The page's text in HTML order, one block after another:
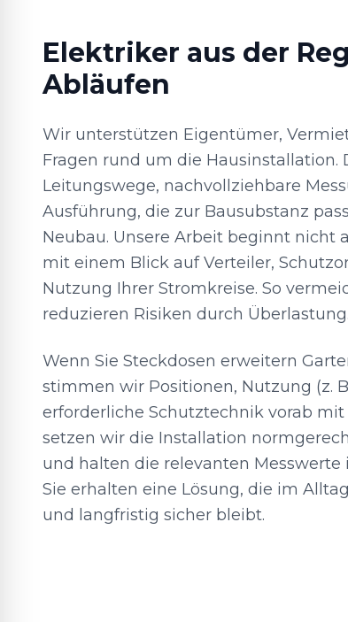
Elektriker aus der
Abläufen
Wir unterstützen Eigentümer,
Fragen rund um die Hausinstallation.
Leitungswege, nachvollziehbare
Ausführung, die zur Bausubstanz
Neubau. Unsere Arbeit beginnt nicht
mit einem Blick auf Verteiler,
Nutzung Ihrer Stromkreise. So
reduzieren Risiken durch Überlastung.
Wenn Sie Steckdosen erweitern
stimmen wir Positionen, Nutzung (z.
erforderliche Schutztechnik vorab
setzen wir die Installation
und halten die relevanten
Sie erhalten eine Lösung, die im
und langfristig sicher bleibt.